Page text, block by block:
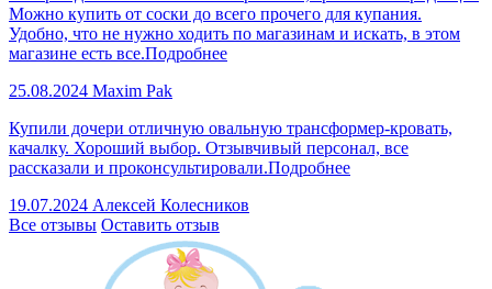
Можно купить от соски до всего прочего для купания.
Удобно, что не нужно ходить по магазинам и искать, в этом
магазине есть все.Подробнее
25.08.2024 Maxim Pak
Купили дочери отличную овальную трансформер-кровать,
качалку. Хороший выбор. Отзывчивый персонал, все
рассказали и проконсультировали.Подробнее
19.07.2024 Алексей Колесников
Все отзывы Оставить отзыв